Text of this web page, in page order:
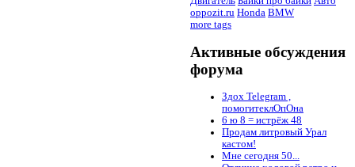
oppozit.ru Honda BMW
more tags
Активные обсуждения
форума
Здох Telegram ,
помогитеклОпОна
6 ю 8 = истрёж 48
Продам литровый Урал
кастом!
Мне сегодня 50...